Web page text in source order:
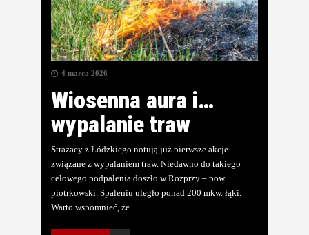
4 marca 2026
Wiosenna aura i…
wypalanie traw
Strażacy z Łódzkiego notują już pierwsze akcje
związane z wypalaniem traw. Niedawno do takiego
celowego podpalenia doszło w Rozprzy – pow.
piotrkowski. Spaleniu uległo ponad 200 mkw. łąki.
Warto wspomnieć, że